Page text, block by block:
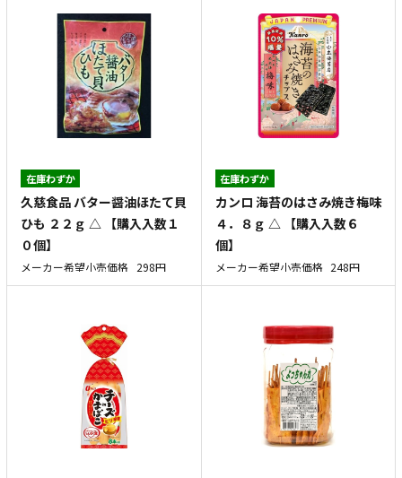
在庫わずか
久慈食品 バター醤油ほたて貝
ひも ２２ｇ △ 【購入入数１
０個】
メーカー希望小売価格 298円
在庫わずか
カンロ 海苔のはさみ焼き梅味
４．８ｇ △ 【購入入数６
個】
メーカー希望小売価格 248円